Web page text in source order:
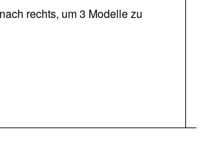
rechts, um 3 Modelle zu